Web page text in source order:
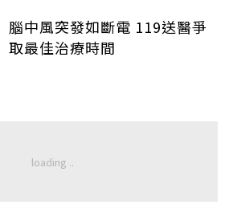
腦中風突發如斷電 119送醫爭
取最佳治療時間